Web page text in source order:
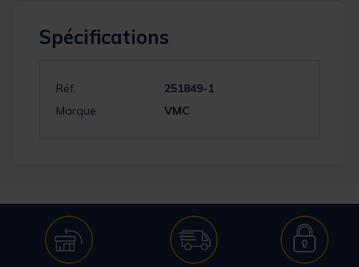
Spécifications
Réf.
251849-1
Marque
VMC